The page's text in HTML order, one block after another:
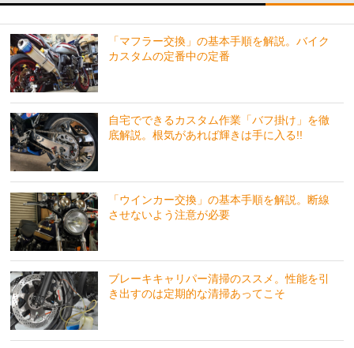
「マフラー交換」の基本手順を解説。バイク
カスタムの定番中の定番
自宅でできるカスタム作業「バフ掛け」を徹
底解説。根気があれば輝きは手に入る!!
「ウインカー交換」の基本手順を解説。断線
させないよう注意が必要
ブレーキキャリパー清掃のススメ。性能を引
き出すのは定期的な清掃あってこそ